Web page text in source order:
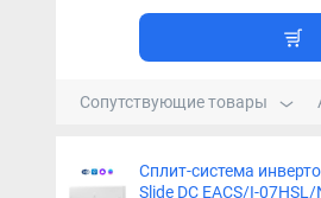
Сопутствующие товары
Сплит-система
Slide DC EACS/I-